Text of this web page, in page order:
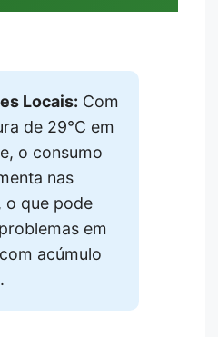
Locais: Com
de 29°C em
o consumo
nas
o que pode
em
acúmulo